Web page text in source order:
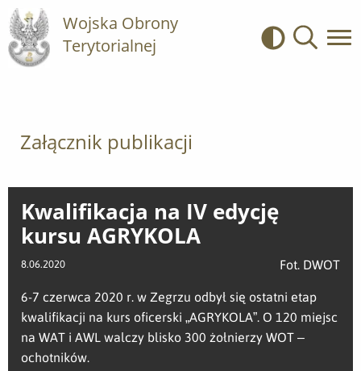
Wojska Obrony
Terytorialnej
Kontrast
Załącznik publikacji
Kwalifikacja na IV edycję
kursu AGRYKOLA
8.06.2020 Fot. DWOT
6-7 czerwca 2020 r. w Zegrzu odbył się ostatni etap
kwalifikacji na kurs oficerski „AGRYKOLA”. O 120 miejsc
na WAT i AWL walczy blisko 300 żołnierzy WOT –
ochotników.